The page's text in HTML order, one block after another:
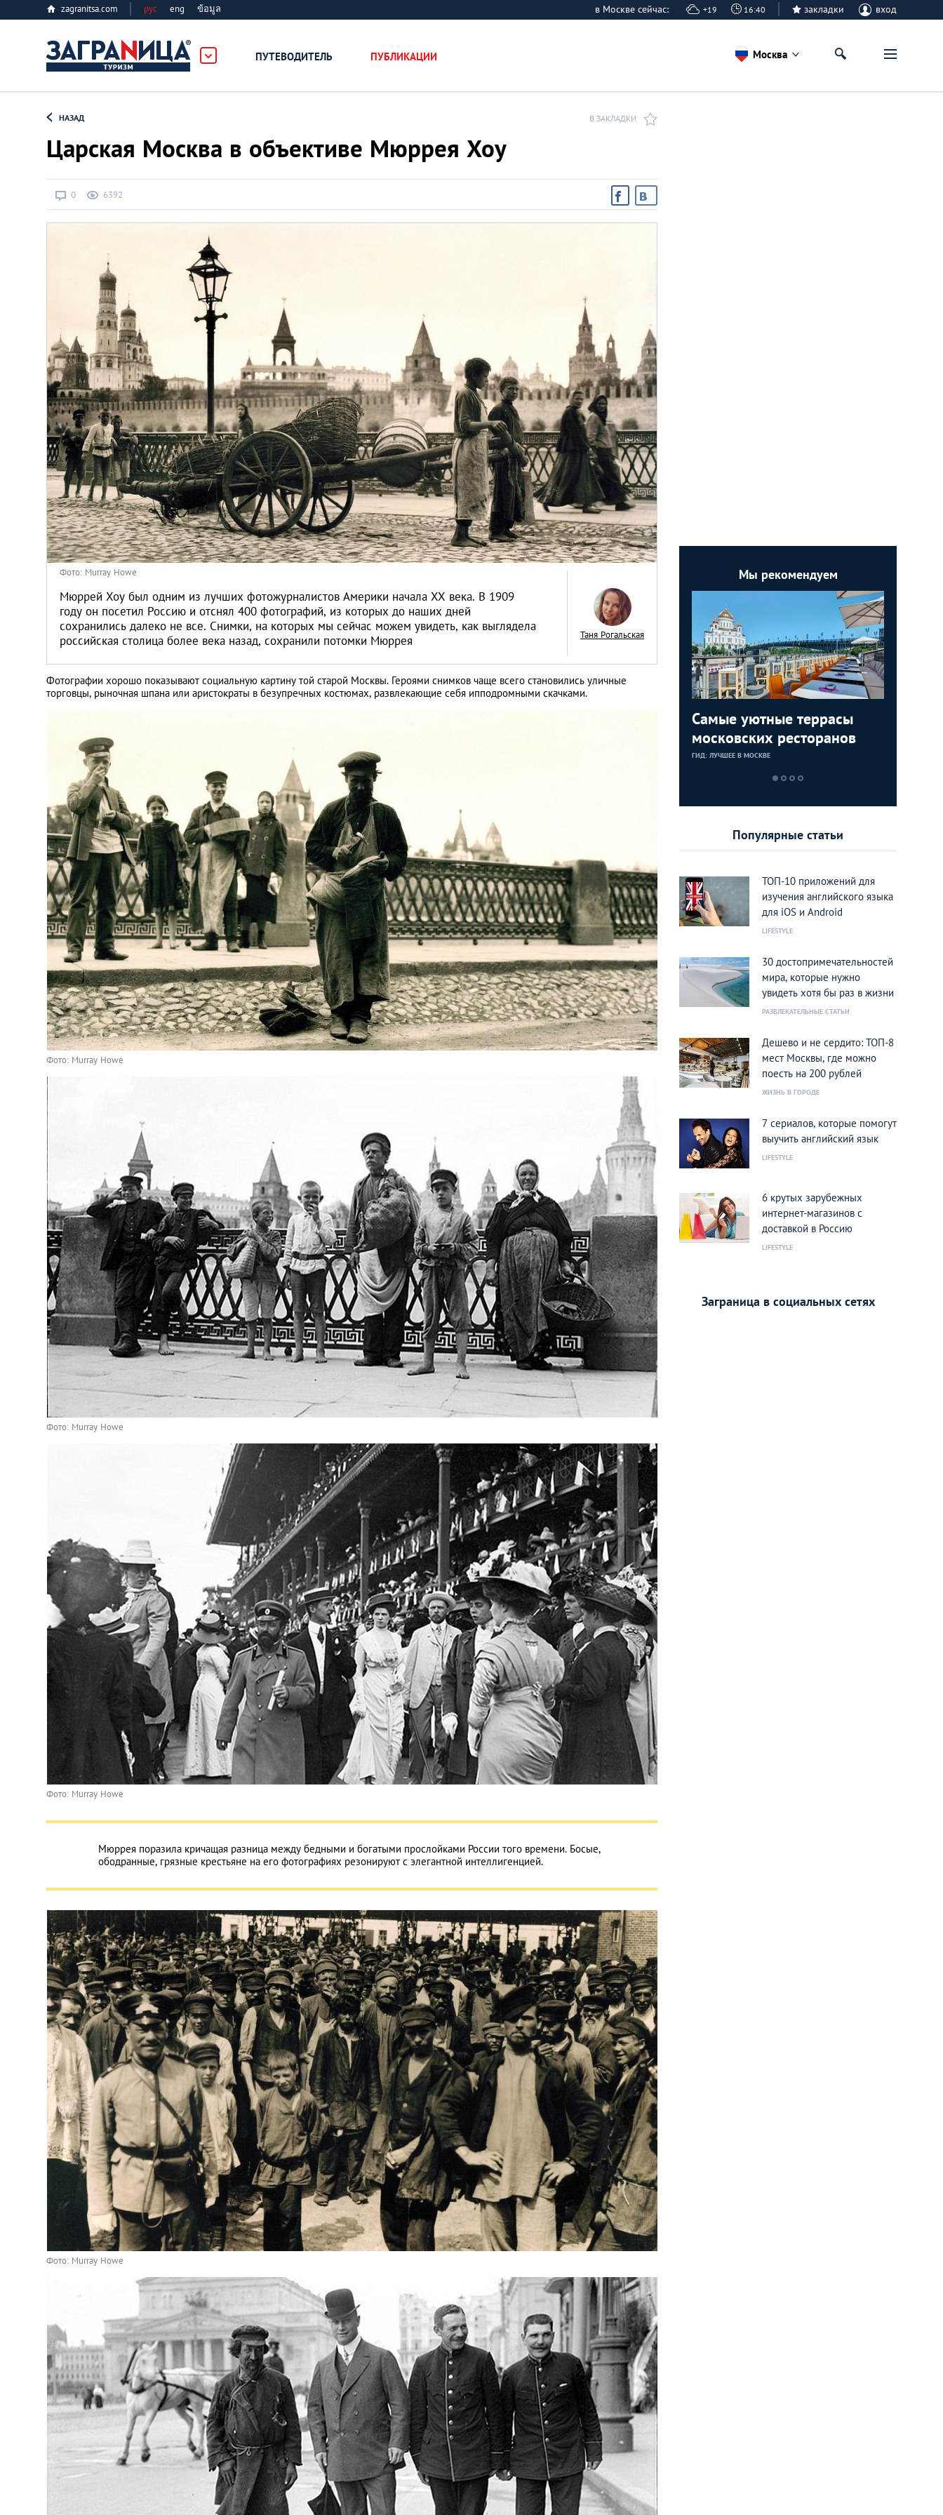
zagranitsa.com рус eng ข้อมูล в Москве сейчас: +19 16:40 закладки вход
ПУТЕВОДИТЕЛЬ ПУБЛИКАЦИИ
Алматы
Лондон
Лос-Анджелес
Москва
Париж
Паттайя
Пхукет
Санкт-Петербург
Москва
НАЗАД В ЗАКЛАДКИ
Царская Москва в объективе Мюррея Хоу
0 6392
Фото: Murray Howe
Мюррей Хоу был одним из лучших фотожурналистов Америки начала XX века. В 1909
году он посетил Россию и отснял 400 фотографий, из которых до наших дней
сохранились далеко не все. Снимки, на которых мы сейчас можем увидеть, как выглядела
российская столица более века назад, сохранили потомки Мюррея
Таня Рогальская
Фотографии хорошо показывают социальную картину той старой Москвы. Героями снимков чаще всего становились уличные
торговцы, рыночная шпана или аристократы в безупречных костюмах, развлекающие себя ипподромными скачками.
Фото: Murray Howe
Фото: Murray Howe
Фото: Murray Howe
Мюррея поразила кричащая разница между бедными и богатыми прослойками России того времени. Босые,
ободранные, грязные крестьяне на его фотографиях резонируют с элегантной интеллигенцией.
Фото: Murray Howe
Мы рекомендуем
Самые уютные террасы
московских ресторанов
ГИД: ЛУЧШЕЕ В МОСКВЕ
Популярные статьи
ТОП-10 приложений для
изучения английского языка
для iOS и Android
LIFESTYLE
30 достопримечательностей
мира, которые нужно
увидеть хотя бы раз в жизни
РАЗВЛЕКАТЕЛЬНЫЕ СТАТЬИ
Дешево и не сердито: ТОП-8
мест Москвы, где можно
поесть на 200 рублей
ЖИЗНЬ В ГОРОДЕ
7 сериалов, которые помогут
выучить английский язык
LIFESTYLE
6 крутых зарубежных
интернет-магазинов с
доставкой в Россию
LIFESTYLE
Заграница в социальных сетях